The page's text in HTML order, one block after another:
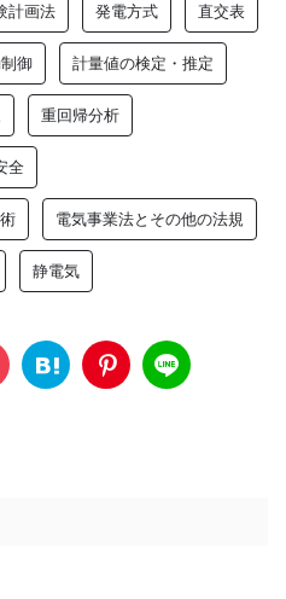
計画法 発電方式 直交表
御 計量値の検定・推定
重回帰分析
全
電気事業法とその他の法規
静電気